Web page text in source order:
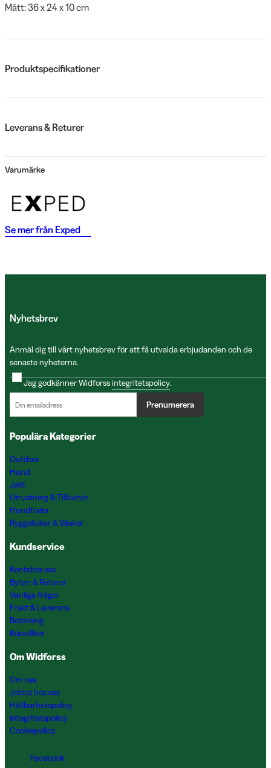
Mått: 36 x 24 x 10 cm
Produktspecifikationer
Leverans & Returer
Varumärke
Se mer från Exped
Nyhetsbrev
Anmäl dig till vårt nyhetsbrev för att få utvalda erbjudanden och de
senaste nyheterna.
Jag godkänner Widforssintegritetspolicy.
Prenumerera
Populära Kategorier
Outdoor
Hund
Jakt
Utrustning & Tillbehör
Hundfoder
Ryggsäckar & Väskor
Kundservice
Kontakta oss
Byten & Returer
Vanliga frågor
Frakt & Leverans
Betalning
Köpvillkor
Om Widforss
Om oss
Jobba hos oss
Hållbarhetspolicy
Integritetspolicy
Cookiepolicy
Facebook